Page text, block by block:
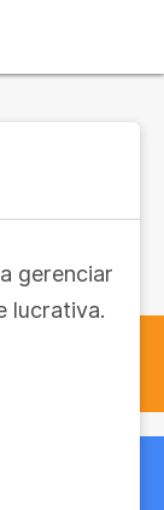
gerenciar
lucrativa.